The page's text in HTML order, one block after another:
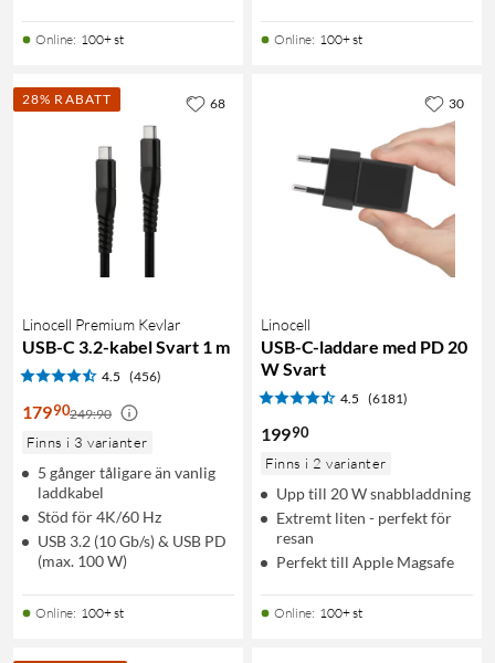
Online: 100+ st Online: 100+ st
28% RABATT
Linocell Premium Kevlar
USB-C 3.2-kabel Svart 1 m
4.5 (456)
17990249:90
Finns i 3 varianter
5 gånger tåligare än vanlig
laddkabel
Stöd för 4K/60 Hz
USB 3.2 (10 Gb/s) & USB PD
(max. 100 W)
Online: 100+ st
68
Linocell
USB-C-laddare med PD 20
W Svart
4.5 (6181)
19990
Finns i 2 varianter
Upp till 20 W snabbladdning
Extremt liten - perfekt för
resan
Perfekt till Apple Magsafe
Online: 100+ st
30